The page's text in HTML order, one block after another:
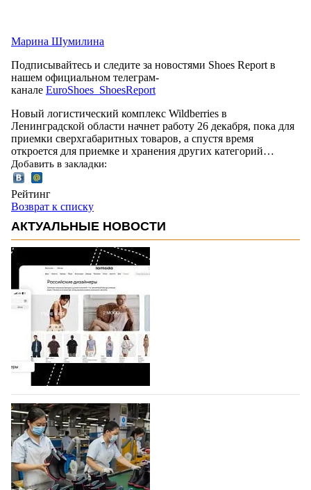
Марина Шумилина
Подписывайтесь и следите за новостями Shoes Report в
нашем официальном телеграм-
канале EuroShoes_ShoesReport
Новый логистический комплекс Wildberries в
Ленинградской области начнет работу 26 декабря, пока для
приемки сверхгабаритных товаров, а спустя время
откроется для приемке и хранения других категорий…
Добавить в закладки:
Рейтинг
Возврат к списку
АКТУАЛЬНЫЕ НОВОСТИ
На платформе Lamoda - новый раздел и
условия продвижения локальных
дизайнерских марок
Российский маркетплейс Lamoda решил обновить